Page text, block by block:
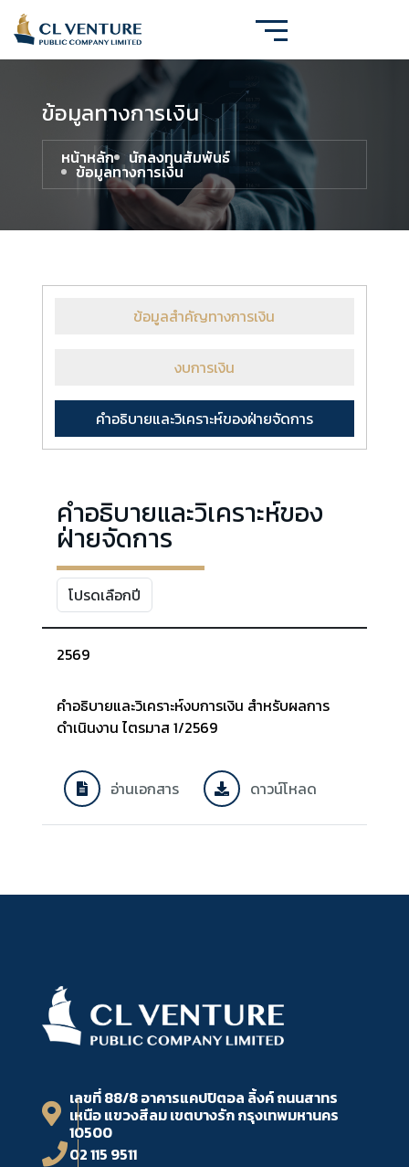
ข้อมูลทางการเงิน
หน้าหลัก นักลงทุนสัมพันธ์
ข้อมูลทางการเงิน
ข้อมูลสำคัญทางการเงิน
งบการเงิน
คำอธิบายและวิเคราะห์ของฝ่ายจัดการ
คำอธิบายและวิเคราะห์ของ
ฝ่ายจัดการ
2569
คำอธิบายและวิเคราะห์งบการเงิน สำหรับผลการ
ดำเนินงาน ไตรมาส 1/2569
อ่านเอกสาร ดาวน์โหลด
เลขที่ 88/8 อาคารแคปปิตอล ลิ้งค์ ถนนสาทร
เหนือ แขวงสีลม เขตบางรัก กรุงเทพมหานคร
10500
02 115 9511